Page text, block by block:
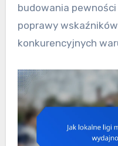
budowania
poprawy
konkurencyjnych